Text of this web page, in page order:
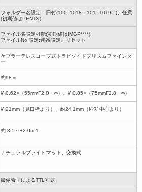
フォルダー名設定：日付(100_1018、101_1019...)、任意
(初期値はPENTX）
ファイル名設定可能(初期値はIMGP****)
ファイルNo.設定:連番設定、リセット
ケプラーテレスコープ式トラピゾイドプリズムファインダ
ー
約98％
約0.62×（55mmF2.8・∞）、約0.85×（75mmF2.8・∞）
約21mm（見口枠より）、約24.1mm（ﾚﾝｽﾞ中心より）
約-3.5～+2.0m-1
ナチュラルブライトマット、交換式
撮像素子によるTTL方式